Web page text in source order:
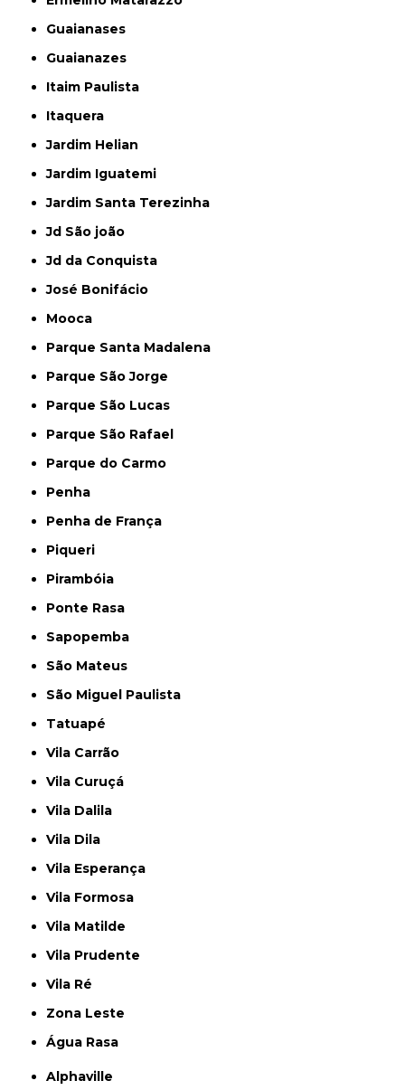
Guaianases
Guaianazes
Itaim Paulista
Itaquera
Jardim Helian
Jardim Iguatemi
Jardim Santa Terezinha
Jd São joão
Jd da Conquista
José Bonifácio
Mooca
Parque Santa Madalena
Parque São Jorge
Parque São Lucas
Parque São Rafael
Parque do Carmo
Penha
Penha de França
Piqueri
Pirambóia
Ponte Rasa
Sapopemba
São Mateus
São Miguel Paulista
Tatuapé
Vila Carrão
Vila Curuçá
Vila Dalila
Vila Dila
Vila Esperança
Vila Formosa
Vila Matilde
Vila Prudente
Vila Ré
Zona Leste
Água Rasa
Alphaville